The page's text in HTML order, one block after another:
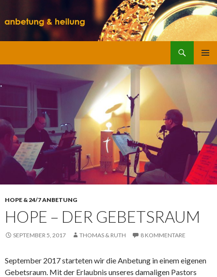
HOPE & 24/7 ANBETUNG
HOPE – DER GEBETSRAUM
SEPTEMBER 5, 2017 THOMAS & RUTH 8 KOMMENTARE
September 2017 starteten wir die Anbetung in einem eigenen
Gebetsraum. Mit der Erlaubnis unseres damaligen Pastors